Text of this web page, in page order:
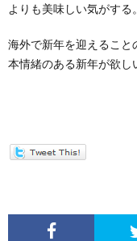
よりも美味しい気がする。
海外で新年を迎えること
本情緒のある新年が欲し